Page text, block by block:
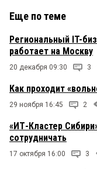
Еще по теме
Региональный IT-
работает на Москву
20 декабря 09:30 3
Как проходит
29 ноября 16:45 2
«ИТ-Кластер
сотрудничать
17 октября 16:00 3